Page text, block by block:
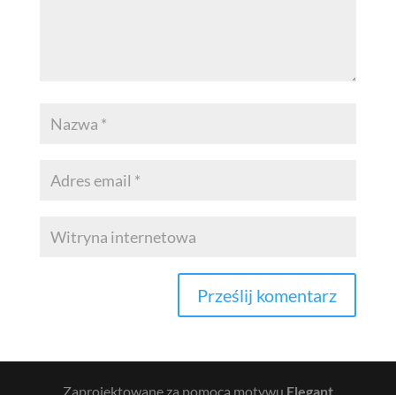
Zaprojektowane za pomocą motywu Elegant